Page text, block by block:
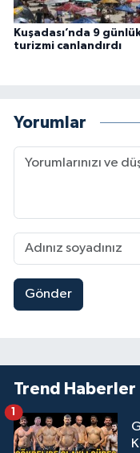
Kuşadası’nda 9
turizmi canlandırdı
Yorumlar
Gönder
Trend Haberler
1